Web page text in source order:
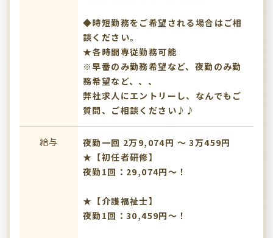
◆時短勤務をご希望される場合はご相
談ください。
★各時間専従勤務可能
※早番のみ勤務希望など、夜勤のみ勤
務希望など、、、
弊社求人にエントリーし、なんでもご
質問、ご相談ください♪♪
給与
夜勤一回 2万9,074円 〜 3万459円
★【初任者研修】
夜勤1回：29,074円～！
★【介護福祉士】
夜勤1回：30,459円～！